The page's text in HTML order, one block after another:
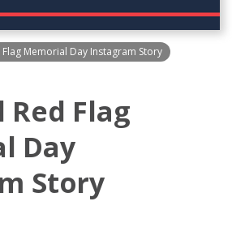
Flag Memorial Day Instagram Story
Red Flag
Day
Story